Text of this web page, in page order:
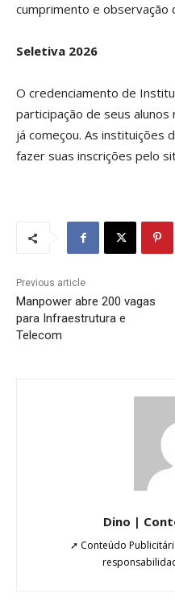
cumprimento e observação
Seletiva 2026
O credenciamento de
participação de seus alunos
já começou. As instituições
fazer suas inscrições pelo
Previous article
Manpower abre 200 vagas
para Infraestrutura e
Telecom
Dino |
➚ Conteúdo